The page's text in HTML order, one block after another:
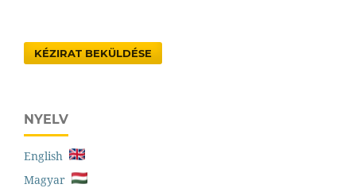
KÉZIRAT BEKÜLDÉSE
NYELV
English
Magyar